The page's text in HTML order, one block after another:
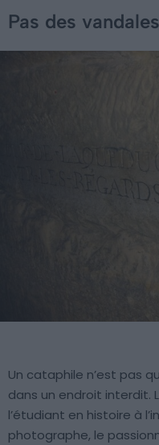
Pas des
Un cataphile n’est pas
dans un endroit interdit.
l’étudiant en histoire à
photographe, le